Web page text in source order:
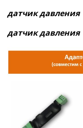
датчик давления
датчик давления